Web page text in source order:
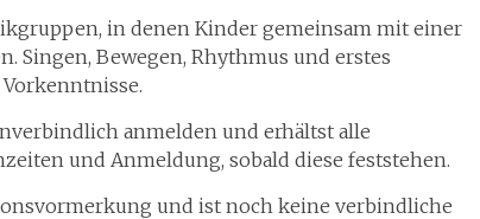
in denen Kinder gemeinsam mit einer
Singen, Bewegen, Rhythmus und erstes
anmelden und erhältst alle
und Anmeldung, sobald diese feststehen.
und ist noch keine verbindliche